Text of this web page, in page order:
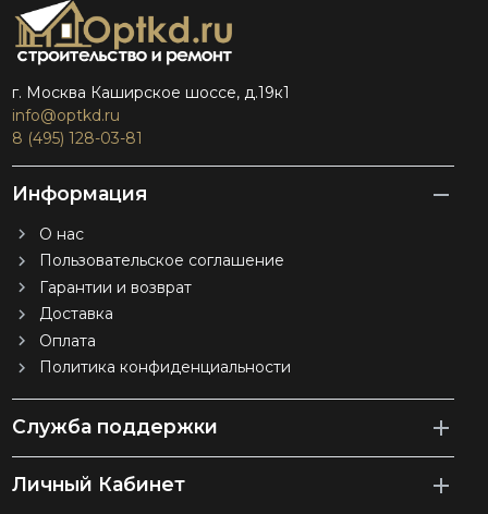
г. Москва Каширское шоссе, д.19к1
info@optkd.ru
8 (495) 128-03-81
Информация
О нас
Пользовательское соглашение
Гарантии и возврат
Доставка
Оплата
Политика конфиденциальности
Служба поддержки
Личный Кабинет